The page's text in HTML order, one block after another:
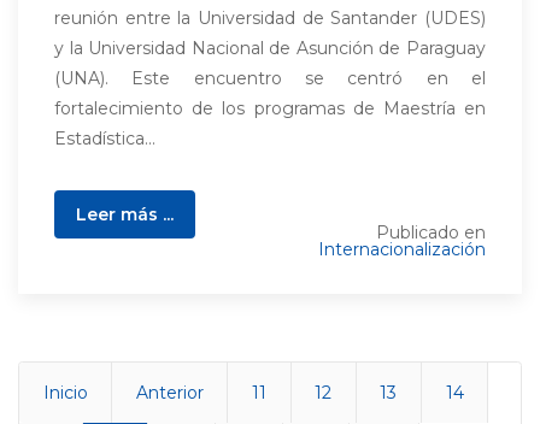
reunión entre la Universidad de Santander (UDES)
y la Universidad Nacional de Asunción de Paraguay
(UNA). Este encuentro se centró en el
fortalecimiento de los programas de Maestría en
Estadística...
Leer más ...
Publicado en
Internacionalización
Inicio Anterior 11 12 13 14